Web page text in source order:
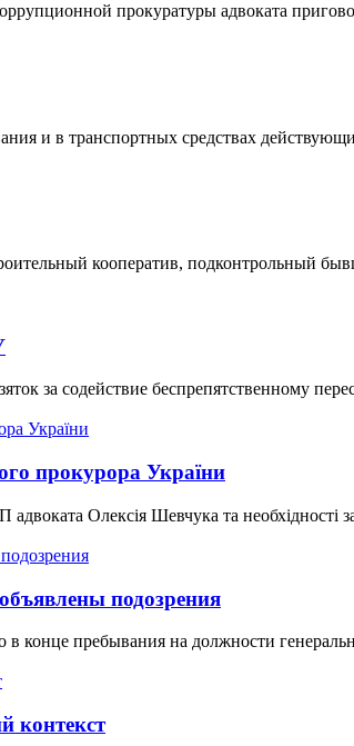
прокуратуры адвоката
и в транспортных средствах
кооператив, подконтрольный
за содействие беспрепятственному
прокурора України
Олексія Шевчука та необхідності
подозрения
в конце пребывания на должности
контекст